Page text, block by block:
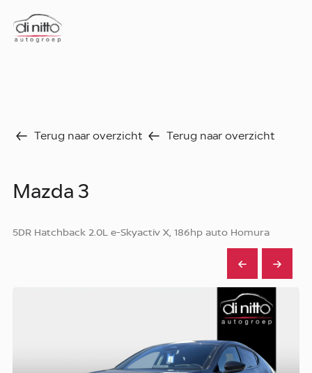
Vergelijk
Diensten
Autoverhuur
Terug naar overzicht Terug naar overzicht
Mazda 3
5DR Hatchback 2.0L e-Skyactiv X, 186hp auto Homura